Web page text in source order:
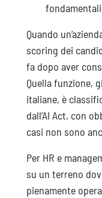
fondamentali
Quando
scoring dei
fa dopo aver
Quella funzione,
italiane, è
dall’AI Act, con
casi non sono
Per HR e
su un terreno
pienamente